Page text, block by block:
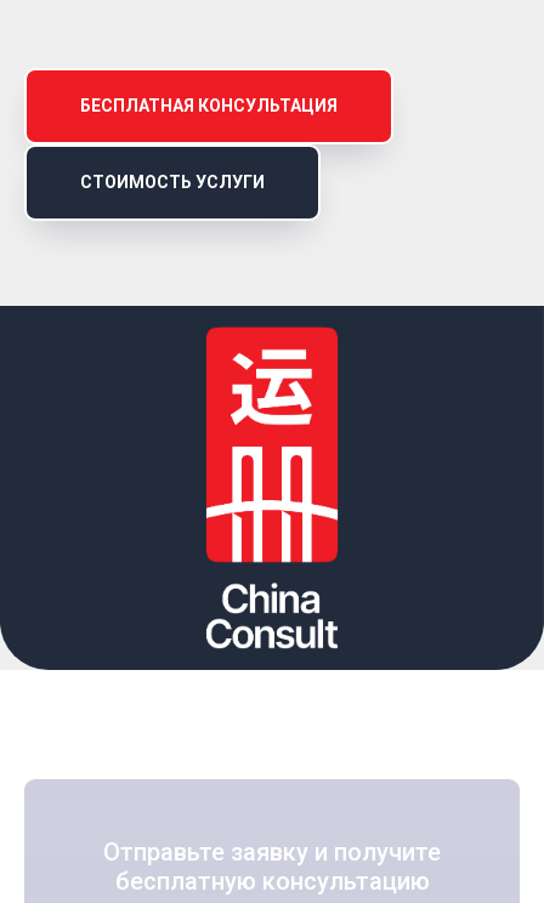
БЕСПЛАТНАЯ КОНСУЛЬТАЦИЯ
СТОИМОСТЬ УСЛУГИ
Отправьте заявку и получите
бесплатную консультацию